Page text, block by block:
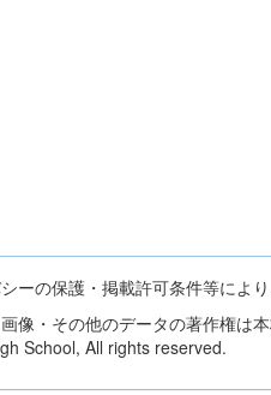
ーの保護・掲載許可条件等によ
像・その他のデータの著作権は
School, All rights reserved.